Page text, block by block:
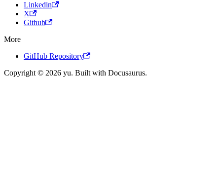
Linkedin
X
Github
More
GitHub Repository
Copyright © 2026 yu. Built with Docusaurus.